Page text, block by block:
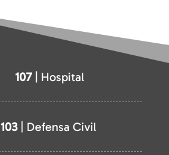
107| Hospital
103| Defensa Civil